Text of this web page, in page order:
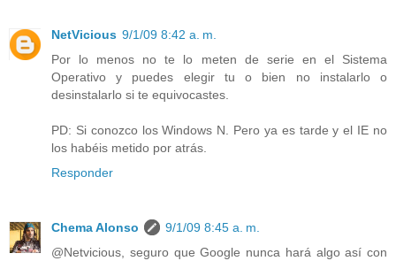
NetVicious 9/1/09 8:42 a. m.
Por lo menos no te lo meten de serie en el Sistema
Operativo y puedes elegir tu o bien no instalarlo o
desinstalarlo si te equivocastes.
PD: Si conozco los Windows N. Pero ya es tarde y el IE no
los habéis metido por atrás.
Responder
Chema Alonso
9/1/09 8:45 a. m.
@Netvicious, seguro que Google nunca hará algo así con